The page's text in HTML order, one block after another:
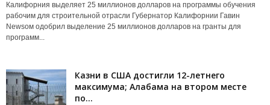
Калифорния выделяет 25 миллионов долларов на программы обучения
рабочим для строительной отрасли Губернатор Калифорнии Гавин
Newsом одобрил выделение 25 миллионов долларов на гранты для
программ...
Казни в США достигли 12-летнего
максимума; Алабама на втором месте
по...